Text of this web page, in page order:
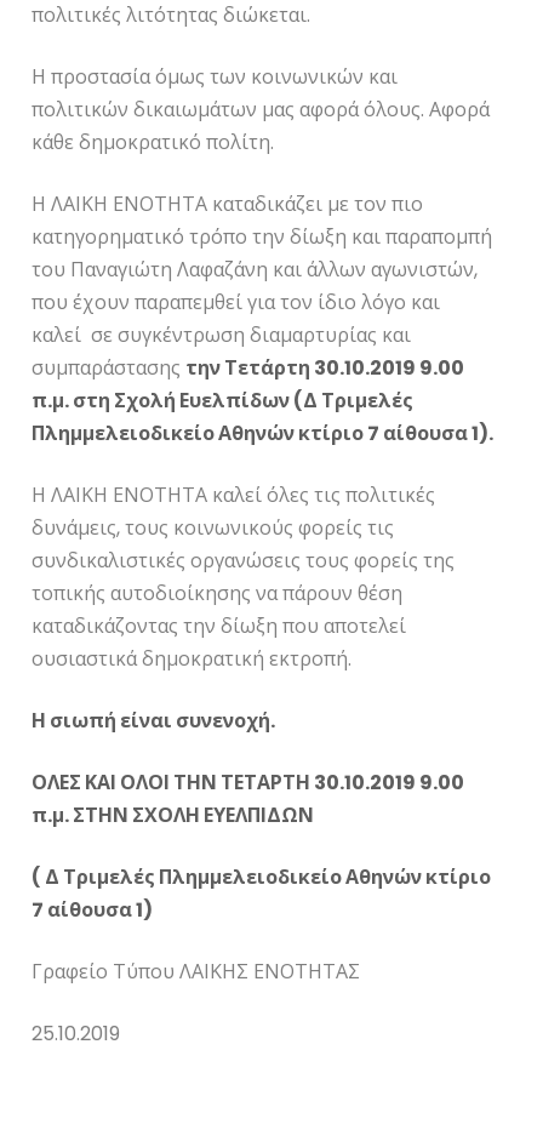
πολιτικές λιτότητας διώκεται.
Η προστασία όμως των κοινωνικών και
πολιτικών δικαιωμάτων μας αφορά όλους. Αφορά
κάθε δημοκρατικό πολίτη.
Η ΛΑΙΚΗ ΕΝΟΤΗΤΑ καταδικάζει με τον πιο
κατηγορηματικό τρόπο την δίωξη και παραπομπή
του Παναγιώτη Λαφαζάνη και άλλων αγωνιστών,
που έχουν παραπεμθεί για τον ίδιο λόγο και
καλεί σε συγκέντρωση διαμαρτυρίας και
συμπαράστασης την Τετάρτη 30.10.2019 9.00
π.μ. στη Σχολή Ευελπίδων (Δ Τριμελές
Πλημμελειοδικείο Αθηνών κτίριο 7 αίθουσα 1).
Η ΛΑΙΚΗ ΕΝΟΤΗΤΑ καλεί όλες τις πολιτικές
δυνάμεις, τους κοινωνικούς φορείς τις
συνδικαλιστικές οργανώσεις τους φορείς της
τοπικής αυτοδιοίκησης να πάρουν θέση
καταδικάζοντας την δίωξη που αποτελεί
ουσιαστικά δημοκρατική εκτροπή.
Η σιωπή είναι συνενοχή.
ΟΛΕΣ ΚΑΙ ΟΛΟΙ ΤΗΝ ΤΕΤΑΡΤΗ 30.10.2019 9.00
π.μ. ΣΤΗΝ ΣΧΟΛΗ ΕΥΕΛΠΙΔΩΝ
( Δ Τριμελές Πλημμελειοδικείο Αθηνών κτίριο
7 αίθουσα 1)
Γραφείο Τύπου ΛΑΙΚΗΣ ΕΝΟΤΗΤΑΣ
25.10.2019